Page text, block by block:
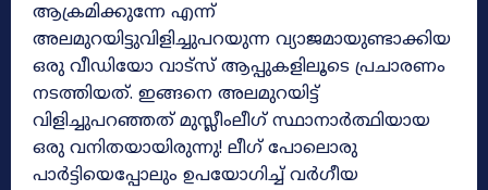
ആക്രമിക്കുന്നേ എന്ന്
അലമുറയിട്ടുവിളിച്ചുപറയുന്ന വ്യാജമായുണ്ടാക്കിയ
ഒരു വീഡിയോ വാട്‌സ് ആപ്പുകളിലൂടെ പ്രചാരണം
നടത്തിയത്. ഇങ്ങനെ അലമുറയിട്ട്
വിളിച്ചുപറഞ്ഞത് മുസ്ലീംലീഗ് സ്ഥാനാർത്ഥിയായ
ഒരു വനിതയായിരുന്നു! ലീഗ് പോലൊരു
പാർട്ടിയെപ്പോലും ഉപയോഗിച്ച് വർഗീയ